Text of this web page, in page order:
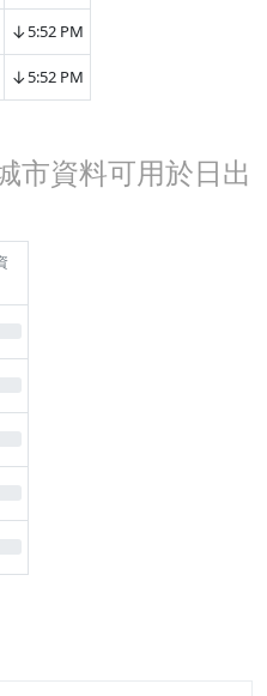
↓5:52 PM
↓5:52 PM
市資料可用於日出